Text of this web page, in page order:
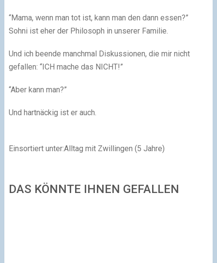
“Mama, wenn man tot ist, kann man den dann essen?”
Sohni ist eher der Philosoph in unserer Familie.
Und ich beende manchmal Diskussionen, die mir nicht
gefallen: “ICH mache das NICHT!”
“Aber kann man?”
Und hartnäckig ist er auch.
Einsortiert unter:Alltag mit Zwillingen (5 Jahre)
DAS KÖNNTE IHNEN GEFALLEN